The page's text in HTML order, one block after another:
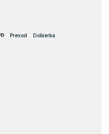
Prevod Dobierka